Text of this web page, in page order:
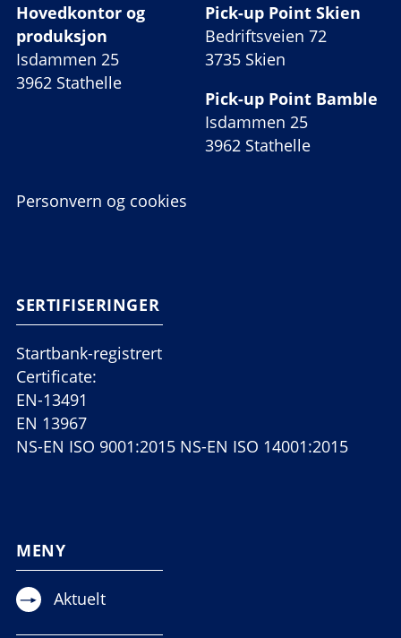
Hovedkontor og
produksjon
Isdammen 25
3962 Stathelle
Pick-up Point Skien
Bedriftsveien 72
3735 Skien
Pick-up Point Bamble
Isdammen 25
3962 Stathelle
Personvern og cookies
SERTIFISERINGER
Startbank-registrert
Certificate:
EN-13491
EN 13967
NS-EN ISO 9001:2015 NS-EN ISO 14001:2015
MENY
Aktuelt